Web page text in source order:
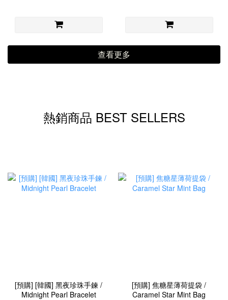
查看更多
熱銷商品 BEST SELLERS
[預購] [韓國] 黑夜珍珠手鍊 /
Midnight Pearl Bracelet
[預購] 焦糖星薄荷提袋 /
Caramel Star Mint Bag